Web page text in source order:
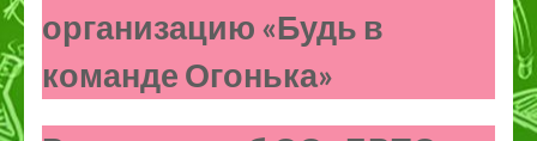
организацию «Будь в
команде Огонька»